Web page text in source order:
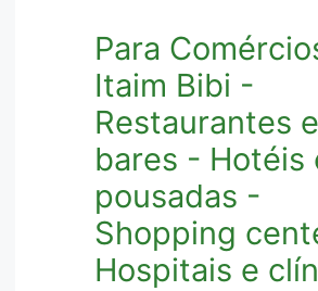
Para
Itaim Bibi -
Restaurantes e
bares - Hotéis
pousadas -
Shopping
Hospitais e